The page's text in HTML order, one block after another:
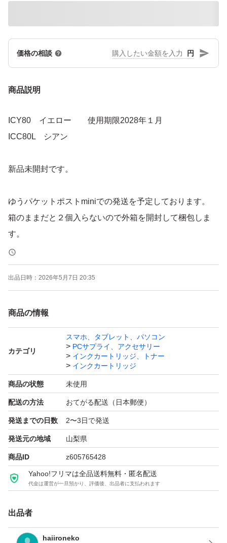
価格の相談 円
商品説明
ICY80 イエロー 使用期限2028年１月
ICC80L シアン
新品未開封です。
ゆうパケットポストminiでの発送を予定しております。
箱のままだと２個入らないので外箱を開封して梱包しま
す。
お取り引き２回目以降の方は
ご購入時にお申し出くださいませ。
出品日時： 2026年5月7日 20:35
商品の情報
カテゴリ
スマホ、タブレット、パソコン
PCサプライ、アクセサリー
インクカートリッジ、トナー
インクカートリッジ
商品の状態 未使用
配送の方法 おてがる配送（日本郵便）
発送までの日数 2〜3日で発送
発送元の地域 山梨県
商品ID z605765428
Yahoo!フリマは全品送料無料・匿名配送
代金は運営が一旦預かり、評価後、出品者に支払われます
出品者
haiironeko